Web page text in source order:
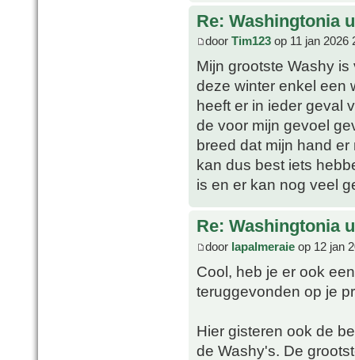
Re: Washingtonia
door Tim123 op 11 jan 2026
Mijn grootste Washy
deze winter enkel een
heeft er in ieder geval
de voor mijn gevoel
breed dat mijn hand
kan dus best iets
is en er kan nog veel
Re: Washingtonia
door lapalmeraie op 12 jan
Cool, heb je er ook
teruggevonden op je
Hier gisteren ook de
de Washy's. De